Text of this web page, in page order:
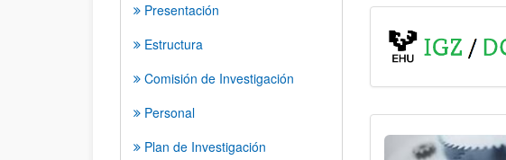
Presentación
Estructura
Comisión de Investigación
Personal
Plan de Investigación